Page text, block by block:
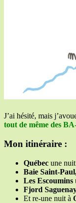
J’ai hésité, mais
tout de même des
Mon itinéraire :
Québec une nuit
Baie Saint-
Les Escoumins
Fjord
Et re-une nuit à